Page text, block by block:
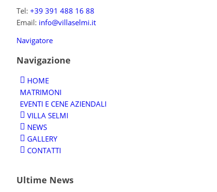
Tel: +39 391 488 16 88
Email: info@villaselmi.it
Navigatore
Navigazione
HOME
MATRIMONI
EVENTI E CENE AZIENDALI
VILLA SELMI
NEWS
GALLERY
CONTATTI
Ultime News